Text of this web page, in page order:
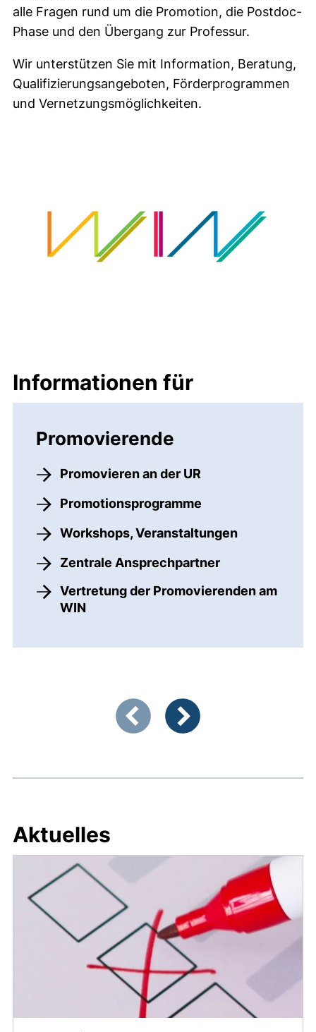
alle Fragen rund um die Promotion, die Postdoc-
Phase und den Übergang zur Professur.
Wir unterstützen Sie mit Information, Beratung,
Qualifizierungsangeboten, Förderprogrammen
und Vernetzungsmöglichkeiten.
Informationen für
Promovierende
Promovieren an der UR
Promotionsprogramme
Workshops, Veranstaltungen
Zentrale Ansprechpartner
Vertretung der Promovierenden am
WIN
Zeigt Folie 1 von 3
Aktuelles